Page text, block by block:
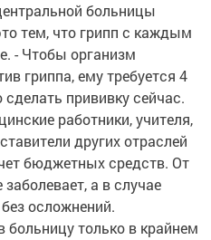
больницы
тем, что грипп с каждым
- Чтобы организм
гриппа, ему требуется 4
прививку сейчас.
работники, учителя,
других отраслей
бюджетных средств. От
а в случае
осложнений.
только в крайнем